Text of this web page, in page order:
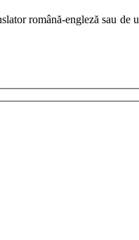
română-engleză sau de